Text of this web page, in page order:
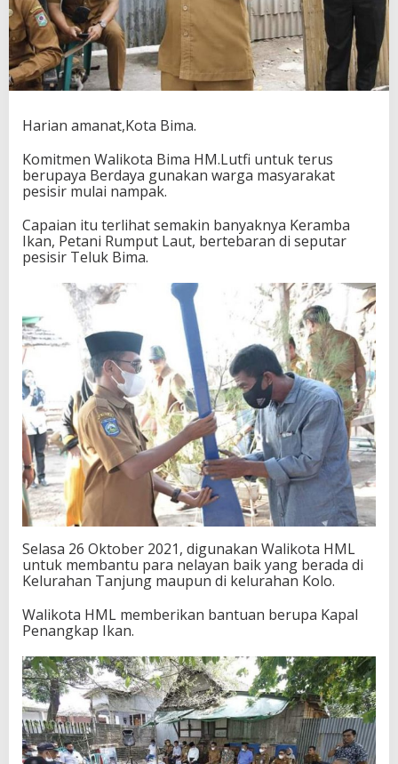
r
a
n
g
i
P
m
o
m
a
n
I
k
a
n
Harian amanat,Kota Bima.
Komitmen Walikota Bima HM.Lutfi untuk terus
berupaya Berdaya gunakan warga masyarakat
pesisir mulai nampak.
Capaian itu terlihat semakin banyaknya Keramba
Ikan, Petani Rumput Laut, bertebaran di seputar
pesisir Teluk Bima.
Selasa 26 Oktober 2021, digunakan Walikota HML
untuk membantu para nelayan baik yang berada di
Kelurahan Tanjung maupun di kelurahan Kolo.
Walikota HML memberikan bantuan berupa Kapal
Penangkap Ikan.